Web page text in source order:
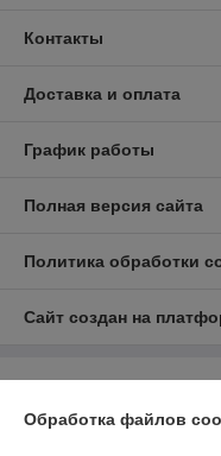
Контакты
Доставка и оплата
График работы
Полная версия сайта
Политика обработки
Сайт создан на
Юридическое лицо:
Обработка файлов